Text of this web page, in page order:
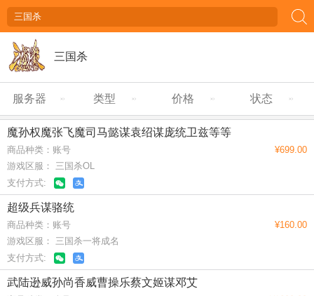
三国杀
服务器 类型 价格 状态
魔孙权魔张飞魔司马懿谋袁绍谋庞统卫兹等等
商品种类：账号
游戏区服： 三国杀OL
支付方式:
¥699.00
超级兵谋骆统
商品种类：账号
游戏区服： 三国杀一将成名
支付方式:
¥160.00
武陆逊威孙尚香威曹操乐蔡文姬谋邓艾